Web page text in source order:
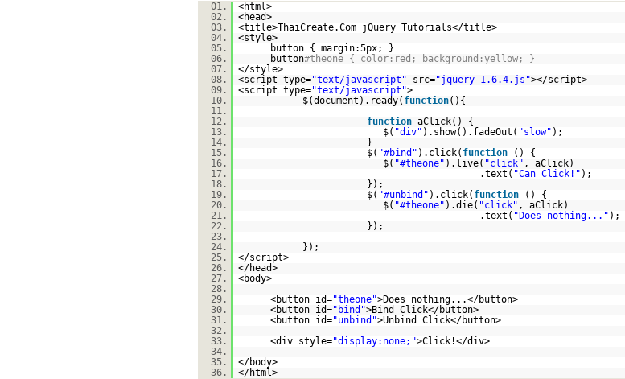
01.
<html>
02.
<head>
03.
<title>ThaiCreate.Com jQuery Tutorials</title>
04.
<style>
05.
button { margin:5px; }
06.
button#theone { color:red; background:yellow; }
07.
</style>
08.
<script type="text/javascript" src="jquery-1.6.4.js"></script>
09.
<script type="text/javascript">
10.
$(document).ready( function(){
11.
12.
function aClick() {
13.
$( "div" ).show().fadeOut( "slow" );
14.
}
15.
$( "#bind" ).click( function
() {
16.
$( "#theone" ).live( "click" , aClick)
17.
.text( "Can Click!" );
18.
});
19.
$( "#unbind" ).click( function
() {
20.
$( "#theone" ).die( "click" , aClick)
21.
.text( "Does nothing..." );
22.
});
23.
24.
});
25.
</script>
26.
</head>
27.
<body>
28.
29.
<button id="theone">Does nothing...</button>
30.
<button id="bind">Bind Click</button>
31.
<button id="unbind">Unbind Click</button>
32.
33.
<div style="display:none;">Click!</div>
34.
35.
</body>
36.
</html>